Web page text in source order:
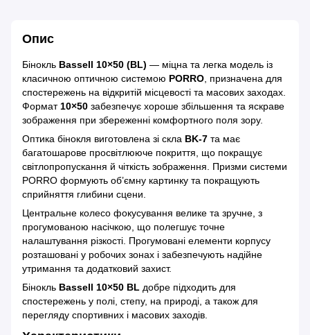
Опис
Бінокль Bassell 10×50 (BL) — міцна та легка модель із
класичною оптичною системою PORRO , призначена для
спостережень на відкритій місцевості та масових заходах.
Формат 10×50 забезпечує хороше збільшення та яскраве
зображення при збереженні комфортного поля зору.
Оптика бінокля виготовлена зі скла BK-7 та має
багатошарове просвітлююче покриття, що покращує
світлопропускання й чіткість зображення. Призми системи
PORRO формують об’ємну картинку та покращують
сприйняття глибини сцени.
Центральне колесо фокусування велике та зручне, з
прогумованою насічкою, що полегшує точне
налаштування різкості. Прогумовані елементи корпусу
розташовані у робочих зонах і забезпечують надійне
утримання та додатковий захист.
Бінокль Bassell 10×50 BL добре підходить для
спостережень у полі, степу, на природі, а також для
перегляду спортивних і масових заходів.